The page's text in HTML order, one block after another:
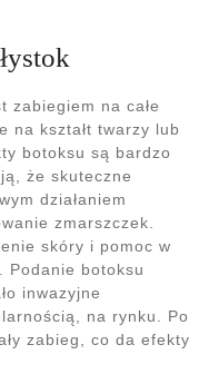
zabiegiem na całe
na kształt twarzy lub
botoksu są bardzo
że skuteczne
działaniem
zmarszczek.
skóry i pomoc w
Podanie botoksu
inwazyjne
na rynku. Po
zabieg, co da efekty